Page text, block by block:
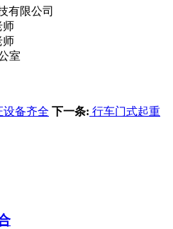
有限公司
师
师
室
设备齐全 下一条: 行车门式起重